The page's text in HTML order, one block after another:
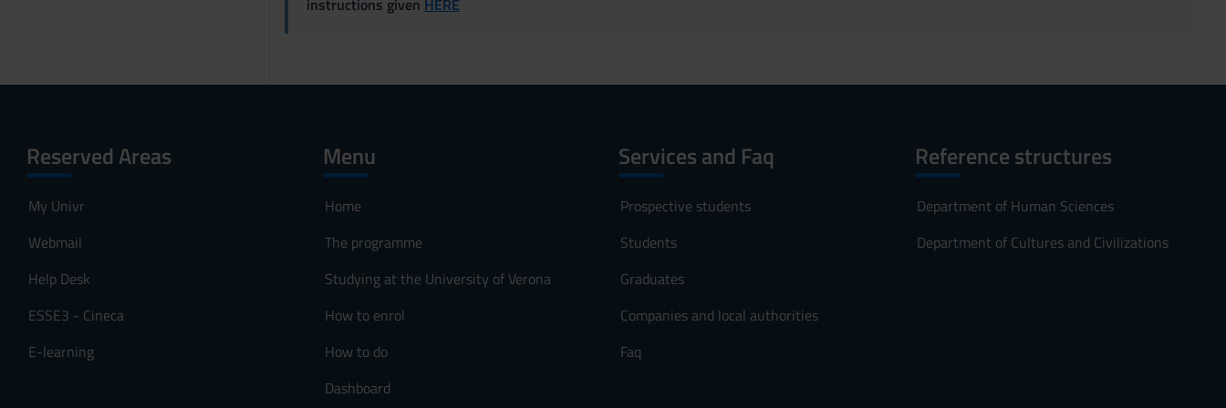
instructions given HERE
Reserved Areas
My Univr
Webmail
Help Desk
ESSE3 - Cineca
E-learning
Menu
Home
The programme
Studying at the University of Verona
How to enrol
How to do
Dashboard
Services and Faq
Prospective students
Students
Graduates
Companies and local authorities
Faq
Reference structures
Department of Human Sciences
Department of Cultures and Civilizations